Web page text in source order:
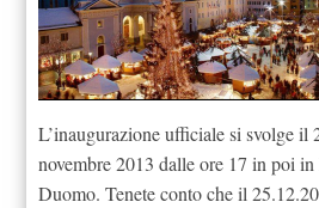
L’inaugurazione ufficiale si svolge il
novembre 2013 dalle ore 17 in poi in
Duomo. Tenete conto che il